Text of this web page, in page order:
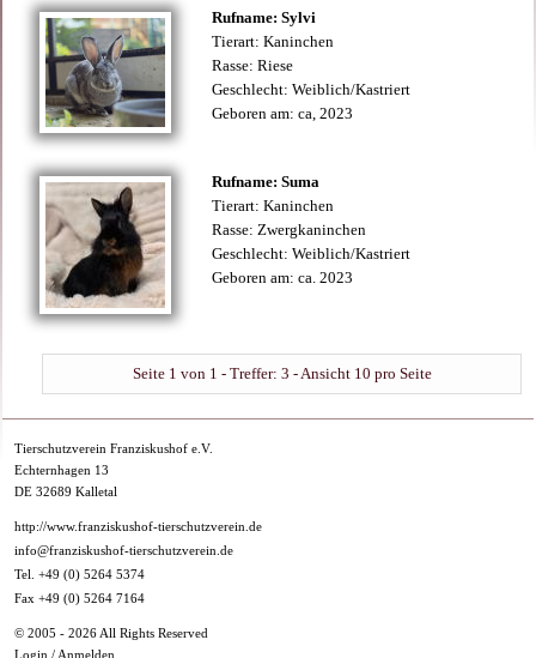
Rufname: Sylvi
Tierart: Kaninchen
Rasse: Riese
Geschlecht: Weiblich/Kastriert
Geboren am: ca, 2023
Rufname: Suma
Tierart: Kaninchen
Rasse: Zwergkaninchen
Geschlecht: Weiblich/Kastriert
Geboren am: ca. 2023
Seite 1 von 1 - Treffer: 3 - Ansicht 10 pro Seite
Tierschutzverein Franziskushof e.V.
Echternhagen 13
DE 32689 Kalletal
http://www.franziskushof-tierschutzverein.de
info@franziskushof-tierschutzverein.de
Tel. +49 (0) 5264 5374
Fax +49 (0) 5264 7164
© 2005 - 2026 All Rights Reserved
Login / Anmelden